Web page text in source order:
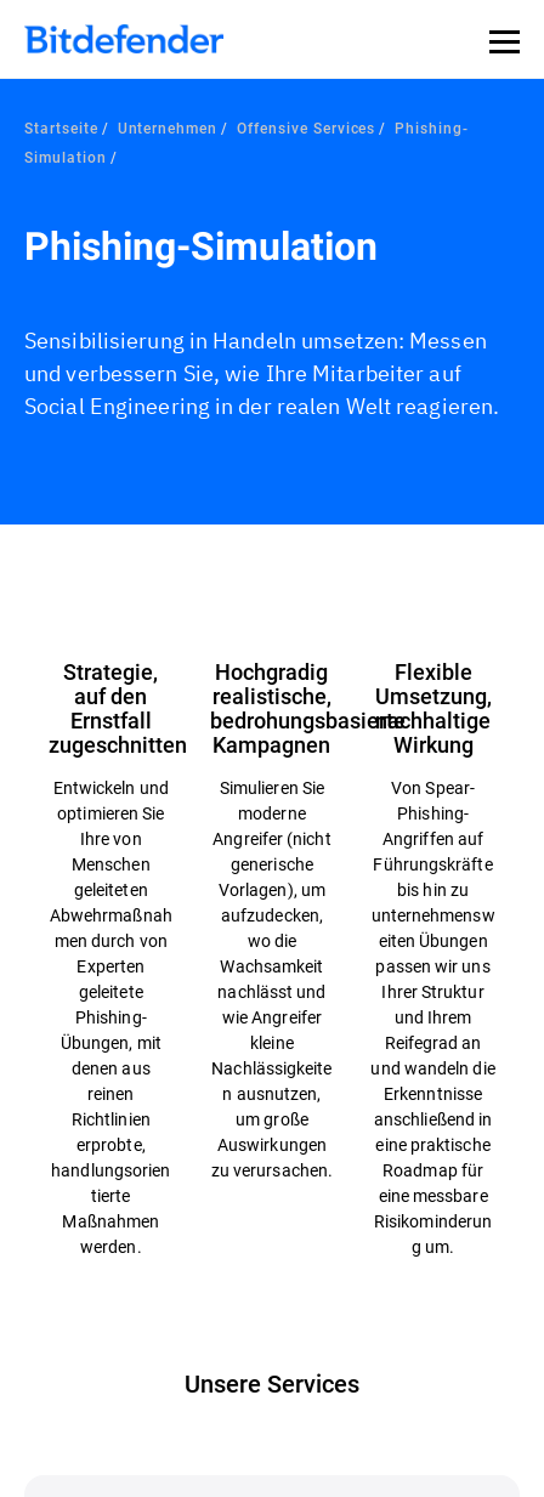
Startseite Unternehmen Offensive Services
Phishing-
Simulation
Phishing-Simulation
Sensibilisierung in Handeln umsetzen: Messen
und verbessern Sie, wie Ihre Mitarbeiter auf
Social Engineering in der realen Welt reagieren.
Strategie,
auf den
Ernstfall
zugeschnitten
Entwickeln und
optimieren Sie
Ihre von
Menschen
geleiteten
Abwehrmaßnah
men durch von
Experten
geleitete
Phishing-
Übungen, mit
denen aus
reinen
Richtlinien
erprobte,
handlungsorien
tierte
Maßnahmen
werden.
Hochgradig
realistische,
bedrohungsbasierte
Kampagnen
Simulieren Sie
moderne
Angreifer (nicht
generische
Vorlagen), um
aufzudecken,
wo die
Wachsamkeit
nachlässt und
wie Angreifer
kleine
Nachlässigkeite
n ausnutzen,
um große
Auswirkungen
zu verursachen.
Flexible
Umsetzung,
nachhaltige
Wirkung
Von Spear-
Phishing-
Angriffen auf
Führungskräfte
bis hin zu
unternehmensw
eiten Übungen
passen wir uns
Ihrer Struktur
und Ihrem
Reifegrad an
und wandeln die
Erkenntnisse
anschließend in
eine praktische
Roadmap für
eine messbare
Risikominderun
g um.
Unsere Services